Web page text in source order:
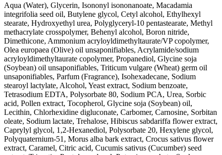
Aqua (Water), Glycerin, Isononyl isononanoate, Macadamia
integrifolia seed oil, Butylene glycol, Cetyl alcohol, Ethylhexyl
stearate, Hydroxyethyl urea, Polyglyceryl-10 pentastearate, Methyl
methacrylate crosspolymer, Behenyl alcohol, Boron nitride,
Dimethicone, Ammonium acryloyldimethyltaurate/VP copolymer,
Olea europaea (Olive) oil unsaponifiables, Acrylamide/sodium
acryloyldimethyltaurate copolymer, Propanediol, Glycine soja
(Soybean) oil unsaponifiables, Triticum vulgare (Wheat) germ oil
unsaponifiables, Parfum (Fragrance), Isohexadecane, Sodium
stearoyl lactylate, Alcohol, Yeast extract, Sodium benzoate,
Tetrasodium EDTA, Polysorbate 80, Sodium PCA, Urea, Sorbic
acid, Pollen extract, Tocopherol, Glycine soja (Soybean) oil,
Lecithin, Chlorhexidine digluconate, Carbomer, Carnosine, Sorbitan
oleate, Sodium lactate, Trehalose, Hibiscus sabdariffa flower extract,
Caprylyl glycol, 1,2-Hexanediol, Polysorbate 20, Hexylene glycol,
Polyquaternium-51, Morus alba bark extract, Crocus sativus flower
extract, Caramel, Citric acid, Cucumis sativus (Cucumber) seed